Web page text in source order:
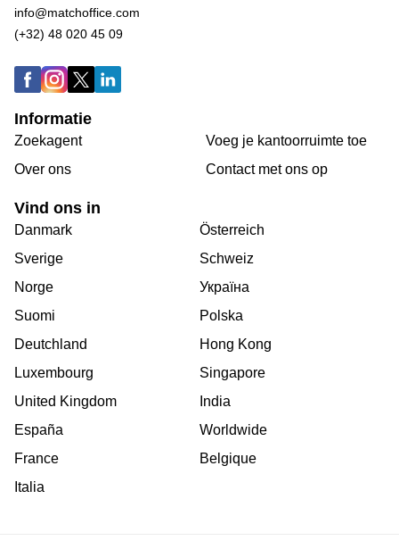
info@matchoffice.com
(+32) 48 020 45 09
Informatie
Zoekagent
Over ons
Voeg je kantoorruimte toe
Сontact met ons op
Vind ons in
Danmark
Sverige
Norge
Suomi
Deutchland
Luxembourg
United Kingdom
España
France
Italia
Österreich
Schweiz
Україна
Polska
Hong Kong
Singapore
India
Worldwide
Belgique